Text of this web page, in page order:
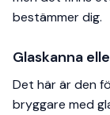
bestämmer dig.
Glaskanna
Det här är den
bryggare med